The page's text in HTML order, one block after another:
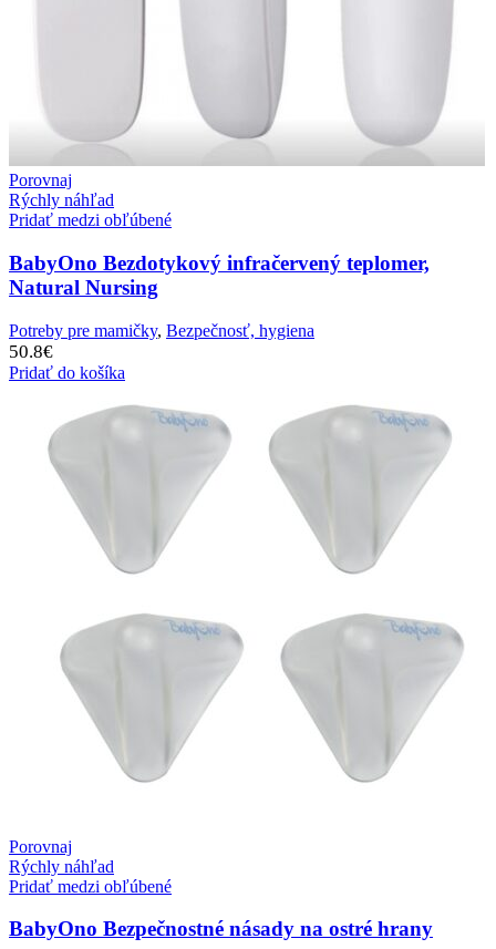
Porovnaj
Rýchly náhľad
Pridať medzi obľúbené
BabyOno Bezdotykový infračervený teplomer,
Natural Nursing
Potreby pre mamičky, Bezpečnosť, hygiena
50.8€
Pridať do košíka
Porovnaj
Rýchly náhľad
Pridať medzi obľúbené
BabyOno Bezpečnostné násady na ostré hrany